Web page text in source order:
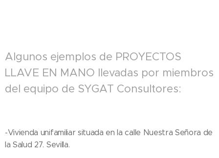
Algunos ejemplos de PROYECTOS
LLAVE EN MANO llevadas por miembros
del equipo de SYGAT Consultores:
-Vivienda unifamiliar situada en la calle Nuestra Señora de
la Salud 27. Sevilla.